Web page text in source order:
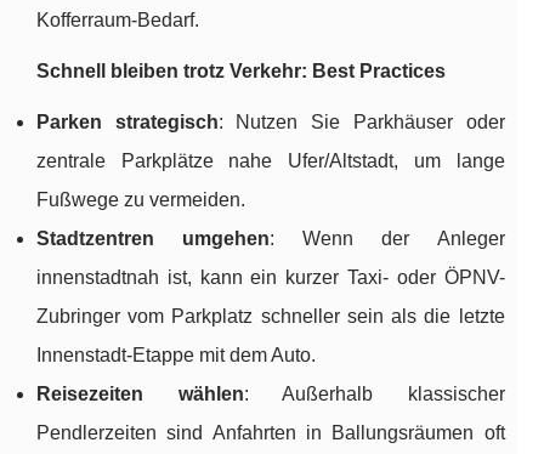
Kofferraum-Bedarf.
Schnell bleiben trotz Verkehr: Best Practices
Parken strategisch: Nutzen Sie Parkhäuser oder
zentrale Parkplätze nahe Ufer/Altstadt, um lange
Fußwege zu vermeiden.
Stadtzentren umgehen: Wenn der Anleger
innenstadtnah ist, kann ein kurzer Taxi- oder ÖPNV-
Zubringer vom Parkplatz schneller sein als die letzte
Innenstadt-Etappe mit dem Auto.
Reisezeiten wählen: Außerhalb klassischer
Pendlerzeiten sind Anfahrten in Ballungsräumen oft